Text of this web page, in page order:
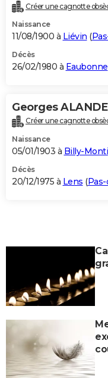
Créer une cagnotte
Naissance
11/08/1900 à Liévin (
Décès
26/02/1980 à Eaubonne
Georges ALANDE
Créer une cagnotte
Naissance
05/01/1903 à Billy-
Décès
20/12/1975 à Lens (Pas-